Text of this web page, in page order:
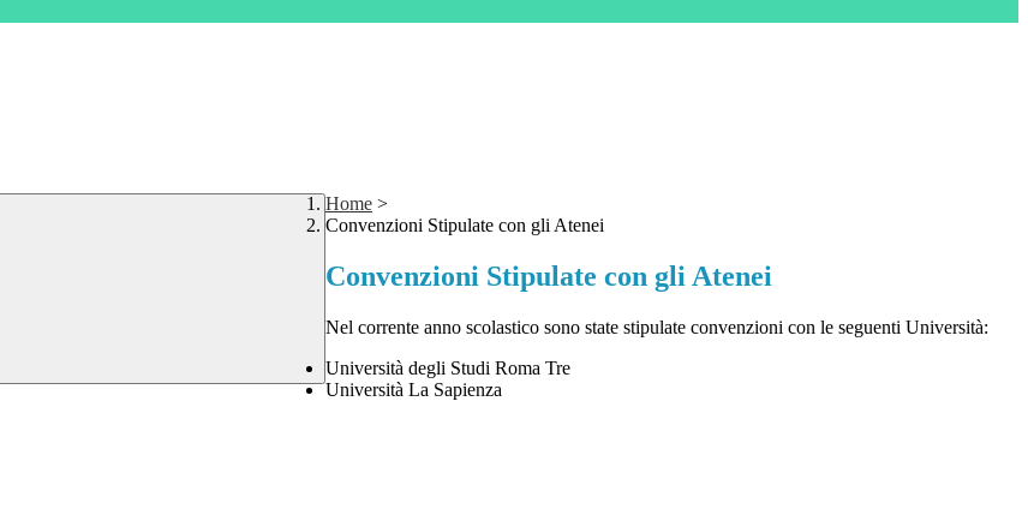
Home >
Convenzioni Stipulate con gli Atenei
Convenzioni Stipulate con gli Atenei
Nel corrente anno scolastico sono state stipulate convenzioni con le seguenti Università:
Università degli Studi Roma Tre
Università La Sapienza